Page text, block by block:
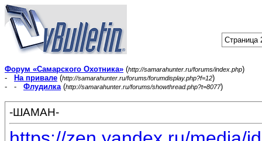
Страница
Форум «Самарского Охотника» (http://samarahunter.ru/forums/index.php)
-
На привале (http://samarahunter.ru/forums/forumdisplay.php?f=12)
- - Флудилка(http://samarahunter.ru/forums/showthread.php?t=8077)
-ШАМАН-